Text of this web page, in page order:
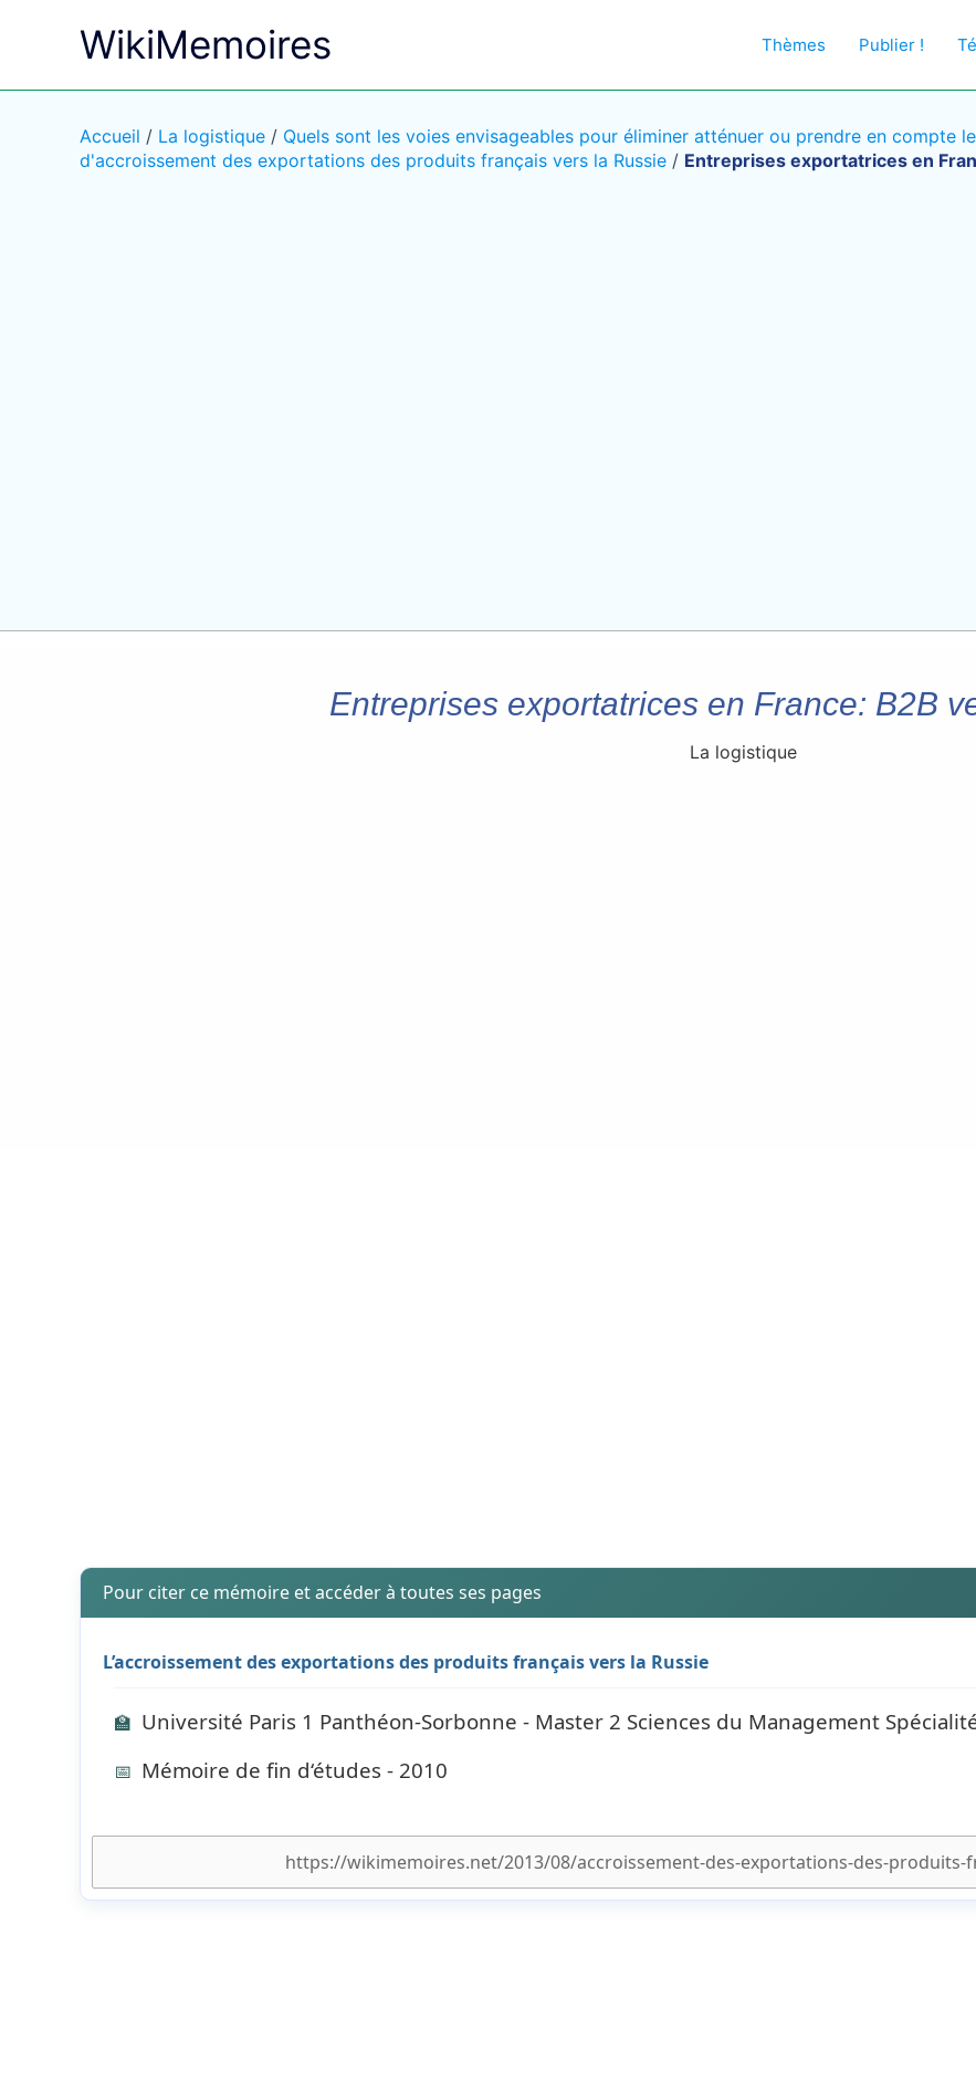
WikiMemoires Thèmes Publier !
Accueil / La logistique / Quels sont les voies envisageables pour éliminer atténuer ou prendre en compte
d'accroissement des exportations des produits français vers la Russie / Entreprises exportatrices en
Entreprises exportatrices en France: B2B
La logistique
Pour citer ce mémoire et accéder à toutes ses pages
L’accroissement des exportations des produits français vers la Russie
🏫 Université Paris 1 Panthéon-Sorbonne - Master 2 Sciences du Management
📅 Mémoire de fin d‘études - 2010